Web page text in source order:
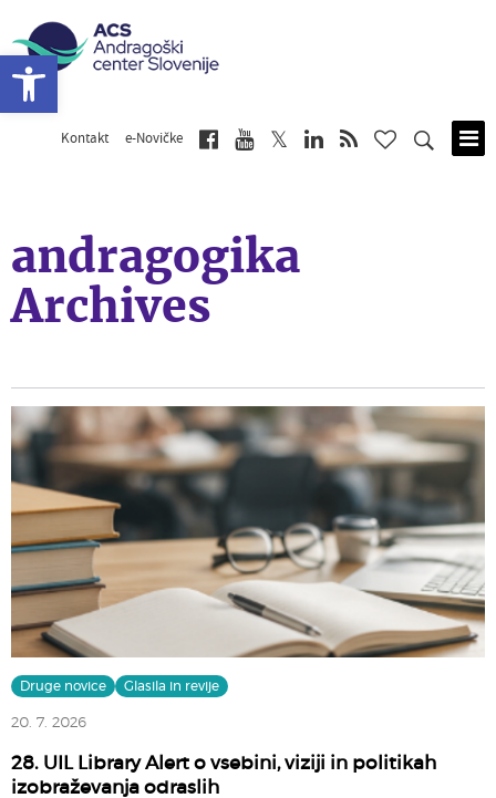
Kontakt e-Novičke
andragogika
Archives
Druge novice Glasila in revije
20. 7. 2026
28. UIL Library Alert o vsebini, viziji in politikah
izobraževanja odraslih
Open toolbar